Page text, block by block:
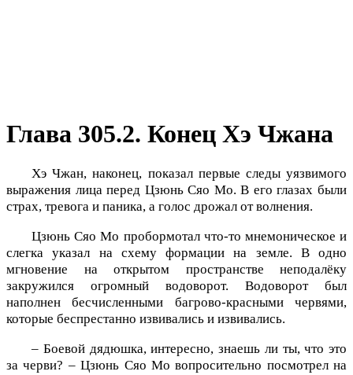
Глава 305.2. Конец Хэ Чжана
Хэ Чжан, наконец, показал первые следы уязвимого
выражения лица перед Цзюнь Сяо Мо. В его глазах были
страх, тревога и паника, а голос дрожал от волнения.
Цзюнь Сяо Мо пробормотал что-то мнемоническое и
слегка указал на схему формации на земле. В одно
мгновение на открытом пространстве неподалёку
закружился огромный водоворот. Водоворот был
наполнен бесчисленными багрово-красными червями,
которые беспрестанно извивались и извивались.
– Боевой дядюшка, интересно, знаешь ли ты, что это
за черви? – Цзюнь Сяо Мо вопросительно посмотрел на